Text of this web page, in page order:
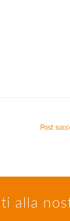
Post
alla